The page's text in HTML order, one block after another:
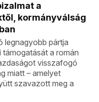
a
kormányválság
legnagyobb pártja
a román
visszafogó
miatt – amelyet
szavazott meg a